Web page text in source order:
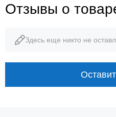
40–60 ч
Отзывы о
Здесь еще никто не